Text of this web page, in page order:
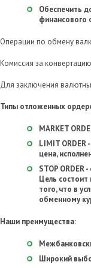
Обеспечить
финансового
Операции по обмену
Комиссия за
Для заключения
Типы отложенных
MARKET
LIMIT
цена,
STOP
Цель
того, что в
обменному
Наши преимущества:
Широкий